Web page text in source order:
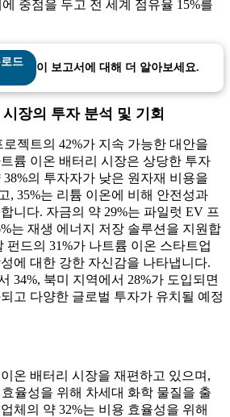
중점을 두고 전 세계 점유율 15%를
드 이 보고서에 대해 더 알아보세요.
장의 투자 분석 및 기회
젝트의 42%가 지속 가능한 대안을
륨 이온 배터리 시장은 상당한 투자
의 투자자가 낮은 원자재 비용을
, 35%는 리튬 이온에 비해 안전성과
니다. 자금의 약 29%는 파일럿 EV 프
는 재생 에너지 저장 솔루션을 지원합
펀드의 31%가 나트륨 이온 스타트업
에 대한 강한 자신감을 나타냅니다.
34%, 북미 지역에서 28%가 도입되면
고 다양한 글로벌 투자가 유치될 예정
온 배터리 시장을 재편하고 있으며,
율성을 위해 차세대 화학 물질을 출
체의 약 32%는 비용 효율성을 위해